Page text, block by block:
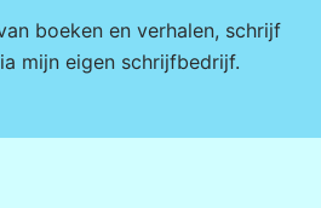
boeken en verhalen, schrijf
mijn eigen schrijfbedrijf.